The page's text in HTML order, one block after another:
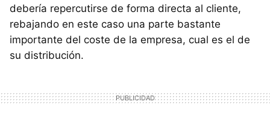
debería repercutirse de forma directa al cliente,
rebajando en este caso una parte bastante
importante del coste de la empresa, cual es el de
su distribución.